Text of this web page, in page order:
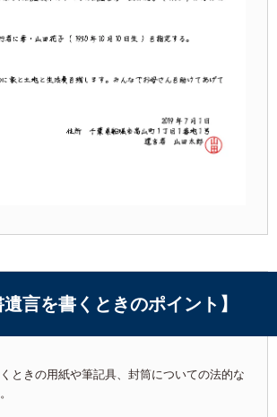
遺言を書くときのポイント 】
ときの用紙や筆記具、封筒についての法的な